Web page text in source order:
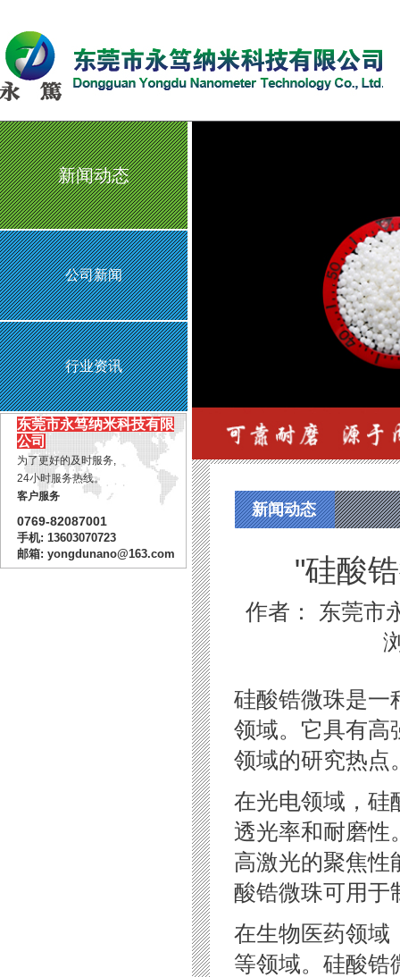
新闻动态
公司新闻
行业资讯
东莞市永笃纳米科技有限
公司
为了更好的及时服务,
24小时服务热线。
客户服务
0769-82087001
手机: 13603070723
邮箱: yongdunano@163.com
新闻动态
"硅酸
作者： 东莞
硅酸锆微珠是一
领域。它具有高
领域的研究热点
在光电领域，硅
透光率和耐磨性
高激光的聚焦性
酸锆微珠可用于
在生物医药领域
等领域。硅酸锆